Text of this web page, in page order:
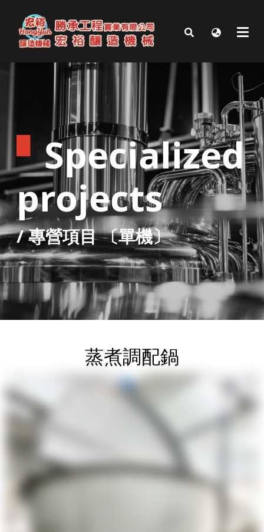
▘Specialized
projects
/專營項目 〔單機〕
蒸煮調配鍋